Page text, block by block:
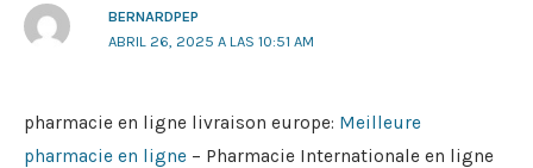
BERNARDPEP
ABRIL 26, 2025 A LAS 10:51 AM
pharmacie en ligne livraison europe: Meilleure
pharmacie en ligne – Pharmacie Internationale en ligne